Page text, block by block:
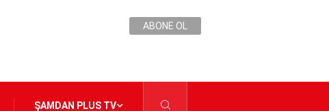
ABONE OL
ŞAMDAN PLUS TV